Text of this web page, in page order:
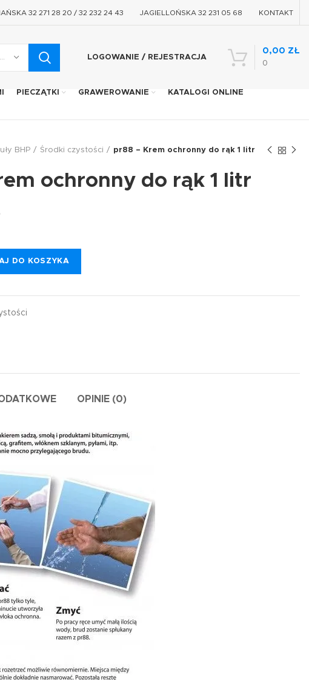
32 271 28 20 / 32 232 24 43 JAGIELLOŃSKA 32 231 05 68 KONTAKT
LOGOWANIE / REJESTRACJA
0
0,00 ZŁ
PIECZĄTKI GRAWEROWANIE KATALOGI ONLINE
BHP Środki czystości pr88 – Krem ochronny do rąk 1 litr
ochronny do rąk 1 litr
DO KOSZYKA
OPINIE (0)